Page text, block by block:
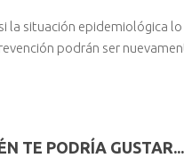
la situación epidemiológica lo
podrán ser
TE PODRÍA GUSTAR...